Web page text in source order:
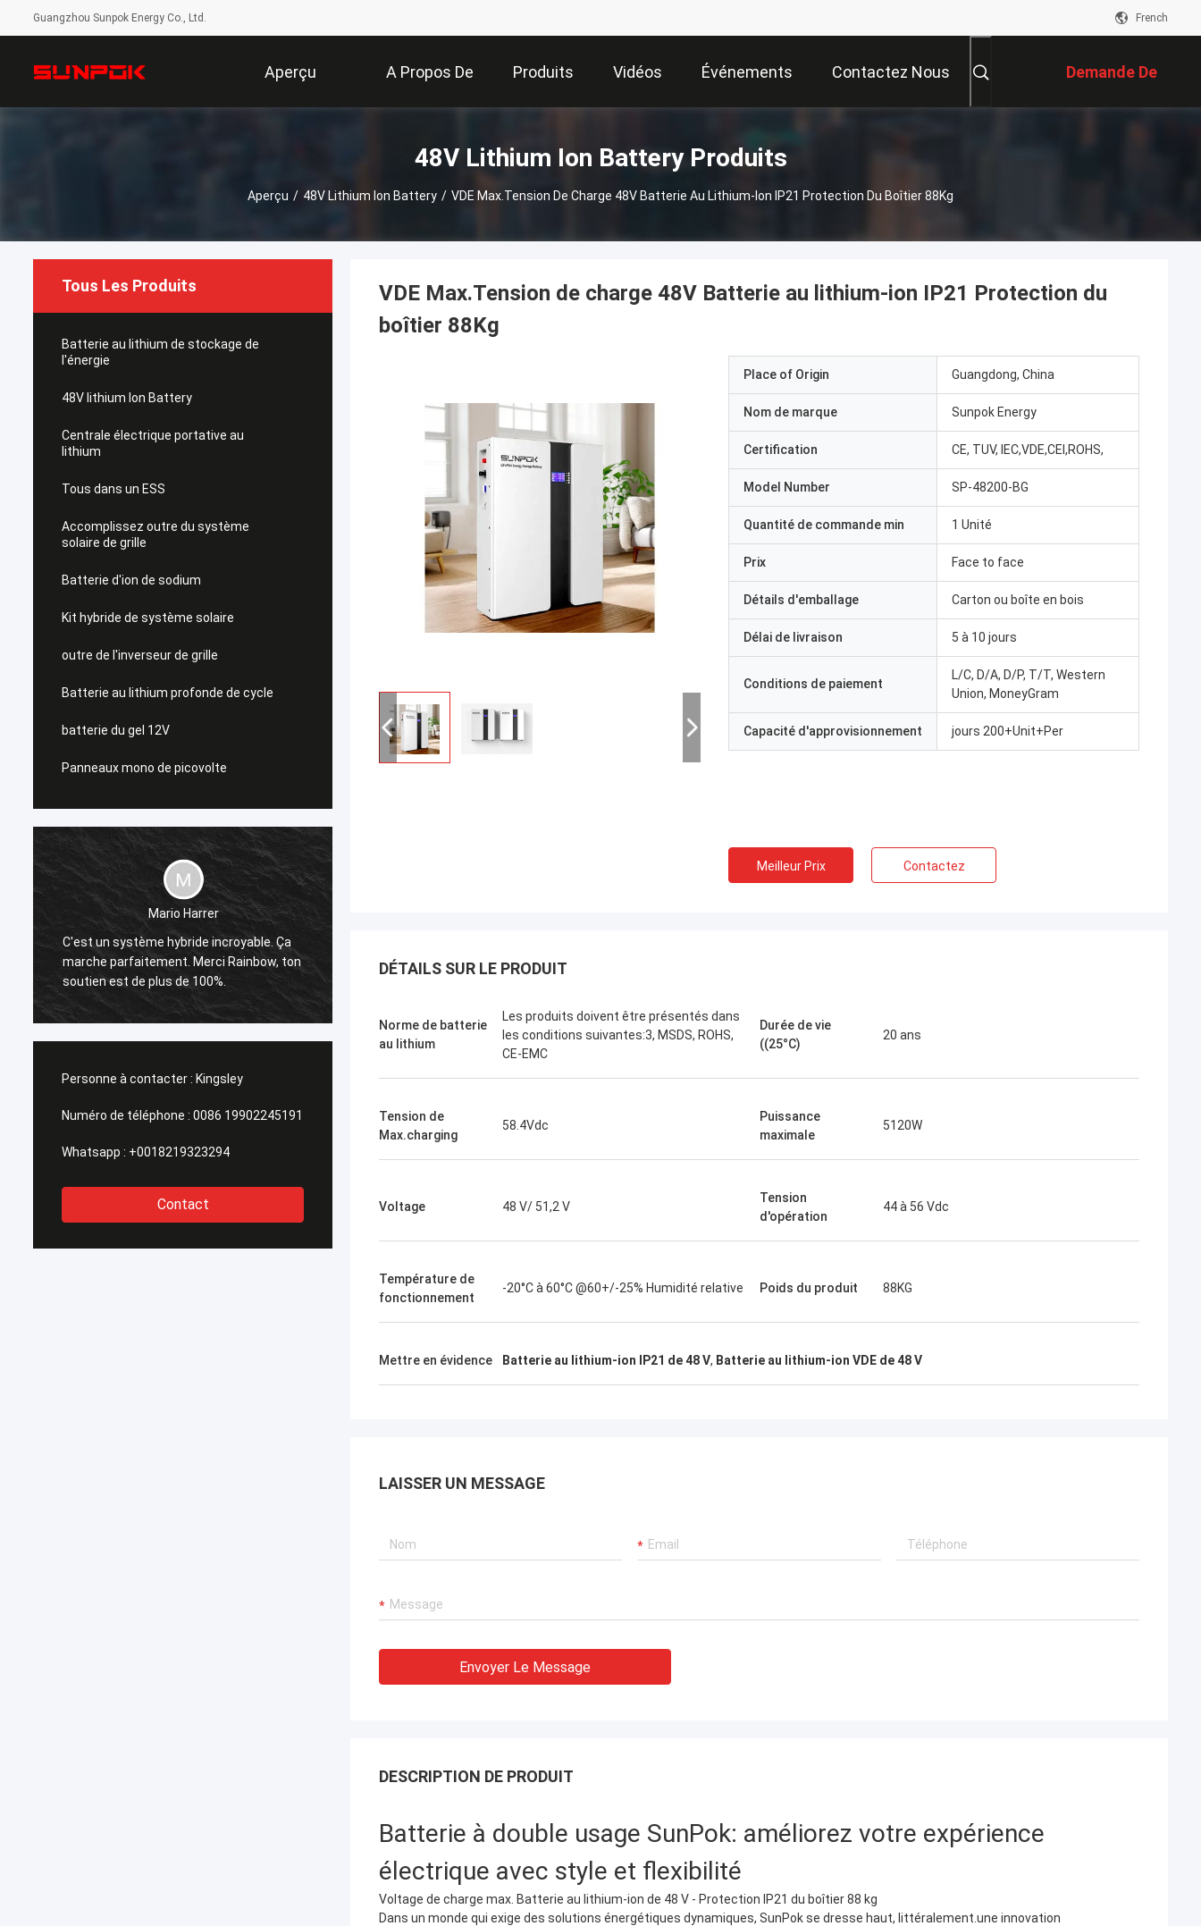
Guangzhou Sunpok Energy Co., Ltd. French
Aperçu A Propos De
Nous
Produits Vidéos Événements Contactez Nous Demande De
Soumission
48V Lithium Ion Battery Produits
Aperçu / 48V Lithium Ion Battery / VDE Max.Tension De Charge 48V Batterie Au Lithium-Ion IP21 Protection Du Boîtier 88Kg
Tous Les Produits
Batterie au lithium de stockage de
l'énergie
48V lithium Ion Battery
Centrale électrique portative au
lithium
Tous dans un ESS
Accomplissez outre du système
solaire de grille
Batterie d'ion de sodium
Kit hybride de système solaire
outre de l'inverseur de grille
Batterie au lithium profonde de cycle
batterie du gel 12V
Panneaux mono de picovolte
Mario Harrer
C'est un système hybride incroyable. Ça
marche parfaitement. Merci Rainbow, ton
soutien est de plus de 100%.
poli, et toujours prêt à fournir une
Personne à contacter : Kingsley
Numéro de téléphone : 0086 19902245191
Whatsapp : +0018219323294
Contact
VDE Max.Tension de charge 48V Batterie au lithium-ion IP21 Protection du
boîtier 88Kg
Place of Origin Guangdong, China
Nom de marque Sunpok Energy
Certification CE, TUV, IEC,VDE,CEI,ROHS,
Model Number SP-48200-BG
Quantité de commande min 1 Unité
Prix Face to face
Détails d'emballage Carton ou boîte en bois
Délai de livraison 5 à 10 jours
Conditions de paiement
L/C, D/A, D/P, T/T, Western
Union, MoneyGram
Capacité d'approvisionnement jours 200+Unit+Per
Meilleur Prix Contactez
DÉTAILS SUR LE PRODUIT
Norme de batterie
au lithium
Les produits doivent être présentés dans
les conditions suivantes:3, MSDS, ROHS,
CE-EMC
Durée de vie
((25°C)
20 ans
Tension de
Max.charging
58.4Vdc
Puissance
maximale
5120W
Voltage 48 V/ 51,2 V
Tension
d'opération
44 à 56 Vdc
Température de
fonctionnement
-20°C à 60°C @60+/-25% Humidité relative Poids du produit 88KG
Mettre en évidence Batterie au lithium-ion IP21 de 48 V, Batterie au lithium-ion VDE de 48 V
LAISSER UN MESSAGE
Envoyer Le Message
DESCRIPTION DE PRODUIT
Batterie à double usage SunPok: améliorez votre expérience
électrique avec style et flexibilité
Voltage de charge max. Batterie au lithium-ion de 48 V - Protection IP21 du boîtier 88 kg
Dans un monde qui exige des solutions énergétiques dynamiques, SunPok se dresse haut, littéralement.une innovation